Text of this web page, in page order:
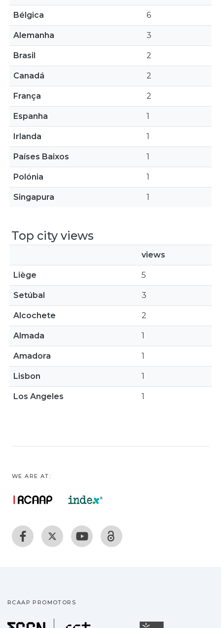
Bélgica 6
Alemanha 3
Brasil 2
Canadá 2
França 2
Espanha 1
Irlanda 1
Países Baixos 1
Polónia 1
Singapura 1
Top city views
views
Liège 5
Setúbal 3
Alcochete 2
Almada 1
Amadora 1
Lisbon 1
Los Angeles 1
WE ARE AT:
RCAAP PROMOTORS
Fundação para a